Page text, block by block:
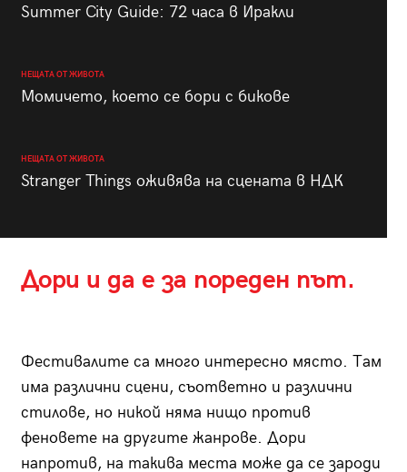
Summer City Guide: 72 часа в Иракли
НЕЩАТА ОТ ЖИВОТА
Момичето, което се бори с бикове
НЕЩАТА ОТ ЖИВОТА
Stranger Things оживява на сцената в НДК
Дори и да е за пореден път.
Фестивалите са много интересно място. Там
има различни сцени, съответно и различни
стилове, но никой няма нищо против
феновете на другите жанрове. Дори
напротив, на такива места може да се зароди